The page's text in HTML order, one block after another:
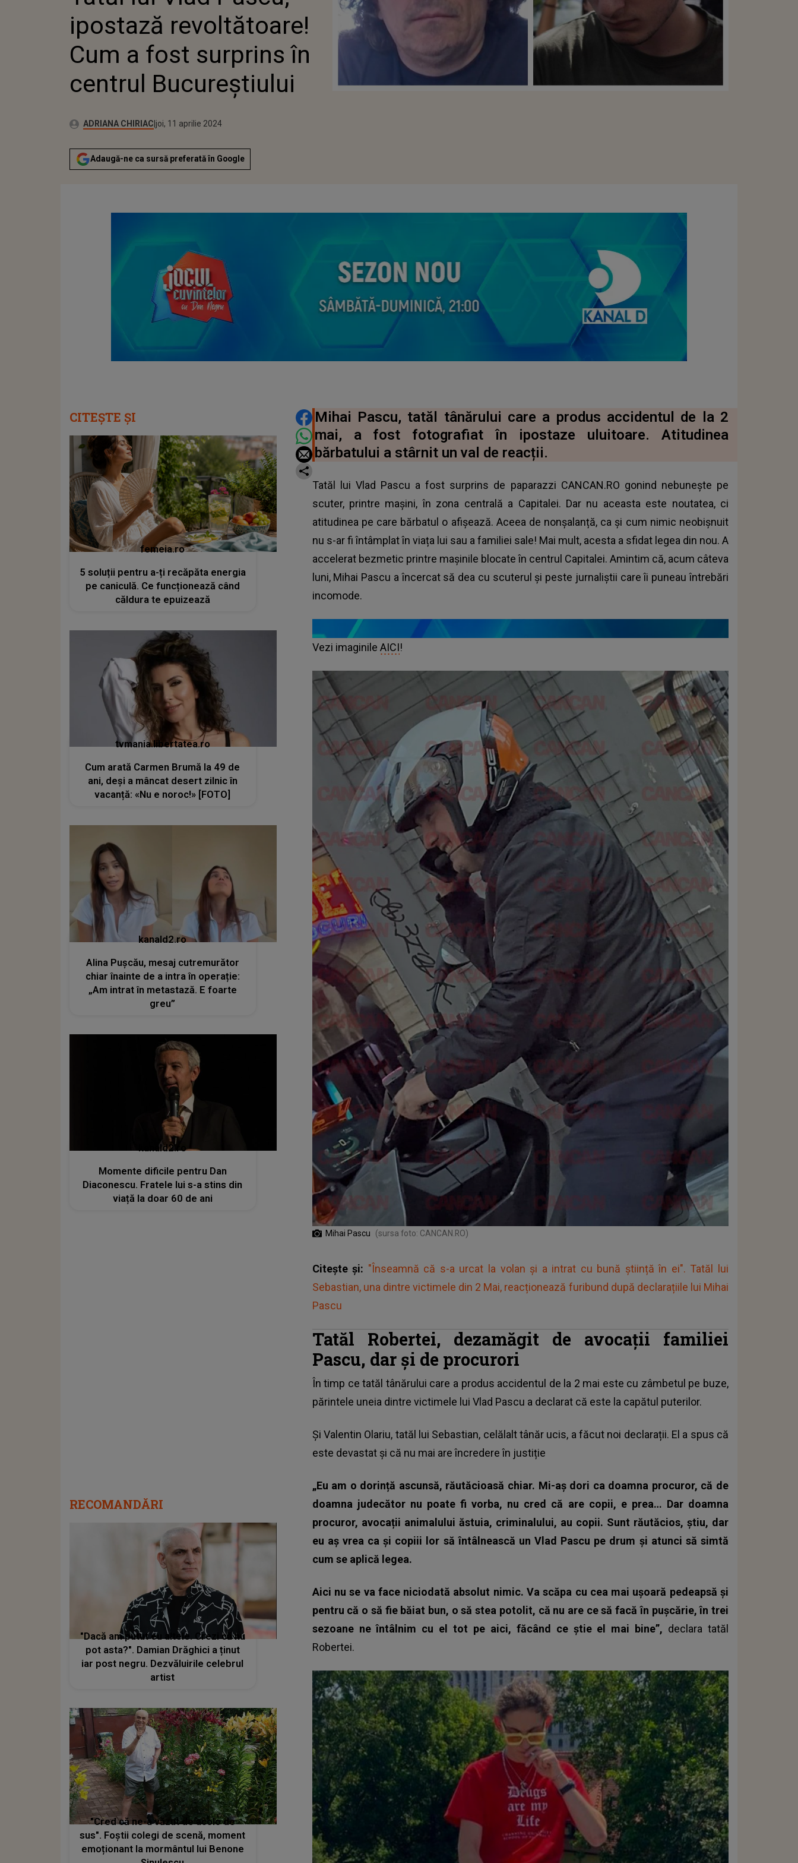
BUCUREȘTIULUI
ipostază revoltătoare!
Cum a fost surprins în
centrul Bucureștiului
Autor:ADRIANA CHIRIAC Publicat:
joi, 11 aprilie 2024
Adaugă-ne ca sursă preferată în Google
DISTRIBUIE ARTICOLUL
Mihai Pascu, tatăl tânărului care a produs accidentul de la 2
mai, a fost fotografiat în ipostaze uluitoare. Atitudinea
bărbatului a stârnit un val de reacții.
Tatăl lui Vlad Pascu a fost surprins de paparazzi CANCAN.RO gonind nebunește pe
scuter, printre mașini, în zona centrală a Capitalei. Dar nu aceasta este noutatea, ci
atitudinea pe care bărbatul o afișează. Aceea de nonșalanță, ca și cum nimic neobișnuit
nu s-ar fi întâmplat în viața lui sau a familiei sale! Mai mult, acesta a sfidat legea din nou. A
accelerat bezmetic printre mașinile blocate în centrul Capitalei. Amintim că, acum câteva
luni, Mihai Pascu a încercat să dea cu scuterul și peste jurnaliștii care îi puneau întrebări
incomode.
Vezi imaginile AICI!
Mihai Pascu (sursa foto: CANCAN.RO)
Citește și: "Înseamnă că s-a urcat la volan și a intrat cu bună știință în ei". Tatăl lui
Sebastian, una dintre victimele din 2 Mai, reacționează furibund după declarațiile lui Mihai
Pascu
Tatăl Robertei, dezamăgit de avocații familiei
Pascu, dar și de procurori
În timp cetatăl tânărului care a produs accidentul de la 2 mai este cu zâmbetul pe buze,
părintele uneia dintre victimele lui Vlad Pascu a declarat că este la capătul puterilor.
Și Valentin Olariu, tatăl lui Sebastian, celălalt tânăr ucis, a făcut noi declarații. El a spus că
este devastat și că nu mai are încredere în justiție
„Eu am o dorință ascunsă, răutăcioasă chiar. Mi-aș dori ca doamna procuror, că de
doamna judecător nu poate fi vorba, nu cred că are copii, e prea… Dar doamna
procuror, avocații animalului ăstuia, criminalului, au copii. Sunt răutăcios, știu, dar
eu aș vrea ca și copiii lor să întâlnească un Vlad Pascu pe drum și atunci să simtă
cum se aplică legea.
Aici nu se va face niciodată absolut nimic. Va scăpa cu cea mai ușoară pedeapsă și
pentru că o să fie băiat bun, o să stea potolit, că nu are ce să facă în pușcărie, în trei
sezoane ne întâlnim cu el tot pe aici, făcând ce știe el mai bine”, declara tatăl
Robertei.
CITEȘTE ȘI
femeia.ro
5 soluții pentru a-ți recăpăta energia
pe caniculă. Ce funcționează când
căldura te epuizează
tvmania.libertatea.ro
Cum arată Carmen Brumă la 49 de
ani, deși a mâncat desert zilnic în
vacanță: «Nu e noroc!» [FOTO]
kanald2.ro
Alina Pușcău, mesaj cutremurător
chiar înainte de a intra în operație:
„Am intrat în metastază. E foarte
greu”
kanald2.ro
Momente dificile pentru Dan
Diaconescu. Fratele lui s-a stins din
viață la doar 60 de ani
RECOMANDĂRI
"Dacă am putut eu altele. Crezi că nu
pot asta?". Damian Drăghici a ținut
iar post negru. Dezvăluirile celebrul
artist
"Cred că ne-a văzut de acolo de
sus". Foștii colegi de scenă, moment
emoționant la mormântul lui Benone